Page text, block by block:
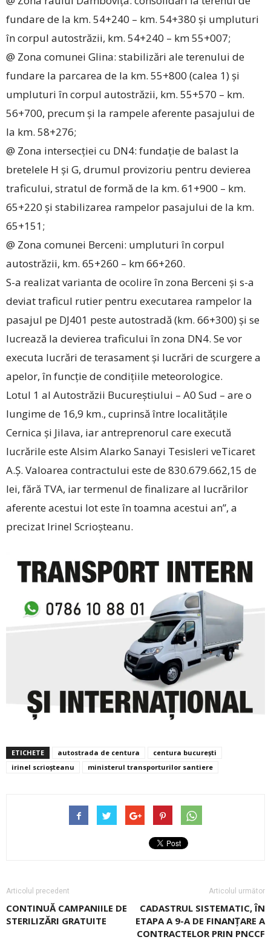
fundare de la km. 54+240 – km. 54+380 și umpluturi
în corpul autostrăzii, km. 54+240 – km 55+007;
@ Zona comunei Glina: stabilizări ale terenului de
fundare la parcarea de la km. 55+800 (calea 1) și
umpluturi în corpul autostrăzii, km. 55+570 – km.
56+700, precum și la rampele aferente pasajului de
la km. 58+276;
@ Zona intersecției cu DN4: fundație de balast la
bretelele H și G, drumul provizoriu pentru devierea
traficului, stratul de formă de la km. 61+900 – km.
65+220 și stabilizarea rampelor pasajului de la km.
65+151;
@ Zona comunei Berceni: umpluturi în corpul
autostrăzii, km. 65+260 – km 66+260.
S-a realizat varianta de ocolire în zona Berceni și s-a
deviat traficul rutier pentru executarea rampelor la
pasajul pe DJ401 peste autostradă (km. 66+300) și se
lucrează la devierea traficului în zona DN4. Se vor
executa lucrări de terasament și lucrări de scurgere a
apelor, în funcție de condițiile meteorologice.
Lotul 1 al Autostrăzii Bucureștiului – A0 Sud – are o
lungime de 16,9 km., cuprinsă între localitățile
Cernica și Jilava, iar antreprenorul care execută
lucrările este Alsim Alarko Sanayi Tesisleri veTicaret
A.Ş. Valoarea contractului este de 830.679.662,15 de
lei, fără TVA, iar termenul de finalizare al lucrărilor
aferente acestui lot este în toamna acestui an”, a
precizat Irinel Scrioșteanu.
ETICHETE autostrada de centura
centura bucurești
irinel scrioșteanu
ministerul transporturilor santiere
Articolul precedent
CONTINUĂ CAMPANIILE DE
STERILIZĂRI GRATUITE
Articolul următor
CADASTRUL SISTEMATIC, ÎN
ETAPA A 9-A DE FINANȚARE A
CONTRACTELOR PRIN PNCCF